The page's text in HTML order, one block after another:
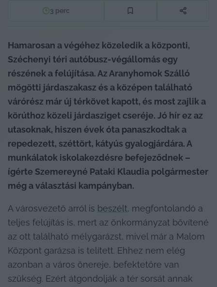
3 perc
Hamarosan a végéhez közeledik a központi,
Széchenyi téri autóbusz-végállomás egy
részének a felújítása. Az Aranyhomok Szálló
mögötti járdaszakasz és a középen található
várórész már új térkövet kapott, és most zajlik a
körúthoz közeli járdasziget cseréje. Jó hír ez az
utasoknak, hiszen évek óta panaszkodtak a
repedezett, széttört, kátyús gyalogjárdára. A
munkálatok iskolakezdésre befejeződnek –
ígérte Szemereyné Pataki Klaudia polgármester
még a választási kampányban.
A városvezető arról is beszélt, megfontolandó a
teljes felújítás is, mert az önkormányzat bővítené
az ott található mélygarázst, mivel már a Malom
Központ garázsa is telített. Ehhez nem elég
azonban a város önereje, befektetőre van
szükség. Ezért átgondolják a tér sorsát annak